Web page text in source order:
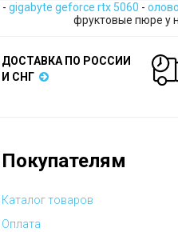
- gigabyte geforce rtx 5060 -
фруктовые пюре у
ДОСТАВКА ПО РОССИИ
И СНГ
Покупателям
Каталог товаров
Оплата